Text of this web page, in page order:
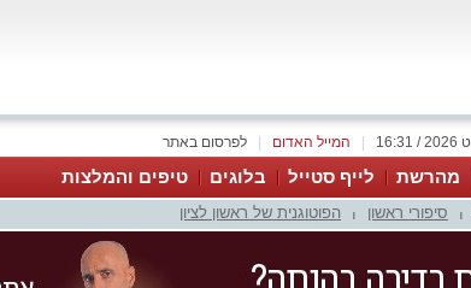
לפרסום באתר המייל האדום
מהרשת לייף סטייל בלוגים טיפים והמלצות
סיפורי ראשון הפוטוגנית של ראשון לציון